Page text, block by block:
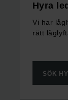
Hyra
Vi har
rätt
SÖK